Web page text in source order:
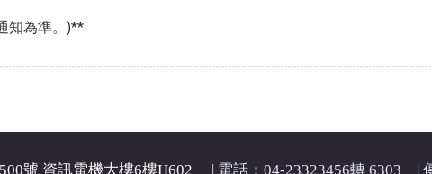
知為準。)**
號 資訊電機大樓6樓H602 | 電話：04-23323456轉 6303 |